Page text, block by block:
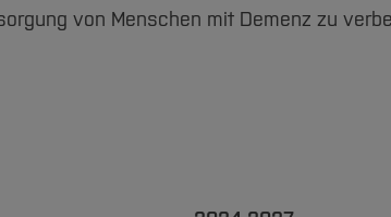
von Menschen mit Demenz zu